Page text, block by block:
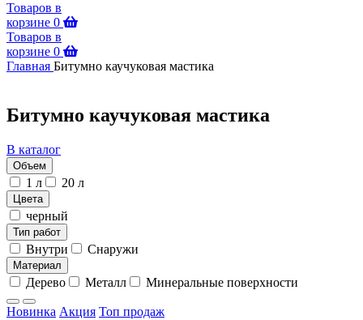
Товаров в
корзине 0
Товаров в
корзине 0
Главная Битумно каучуковая мастика
Битумно каучуковая мастика
В каталог
Объем
1 л 20 л
Цвета
черный
Тип работ
Внутри Снаружи
Материал
Дерево Металл Минеральные поверхности
Новинка Акция Топ продаж